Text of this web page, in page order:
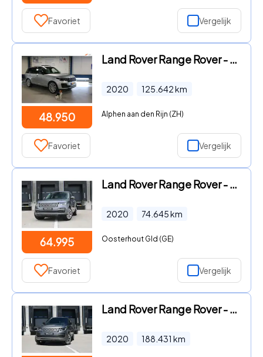
Favoriet Vergelijk
48.950
Land Rover Range Rover - 2.0 P400e Autobiography / ORG NED / NAP KM STAND / DEALER ON
2020 125.642km
Alphen aan den Rijn (ZH)
Favoriet Vergelijk
64.995
Land Rover Range Rover - 2.0 P400e Autobiography
2020 74.645km
Oosterhout Gld (GE)
Favoriet Vergelijk
Land Rover Range Rover - D350 Vogue | € 728 per maand
2020 188.431 km